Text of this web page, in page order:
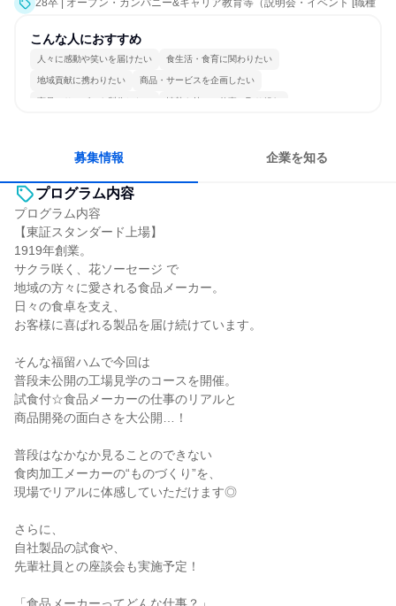
28卒 | オープン・カンパニー&キャリア教育等（説明会・イベント [職種
こんな人におすすめ
人々に感動や笑いを届けたい 食生活・食育に関わりたい
地域貢献に携わりたい 商品・サービスを企画したい
商品・サービスを製作したい 情熱を持って仕事に取り組む
募集情報 企業を知る
プログラム内容
プログラム内容
【東証スタンダード上場】
1919年創業。
サクラ咲く、花ソーセージ で
地域の方々に愛される食品メーカー。
日々の食卓を支え、
お客様に喜ばれる製品を届け続けています。
そんな福留ハムで今回は
普段未公開の工場見学のコースを開催。
試食付☆食品メーカーの仕事のリアルと
商品開発の面白さを大公開…！
普段はなかなか見ることのできない
食肉加工メーカーの“ものづくり”を、
現場でリアルに体感していただけます◎
さらに、
自社製品の試食や、
先輩社員との座談会も実施予定！